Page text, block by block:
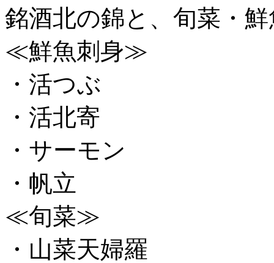
銘酒北の錦と、旬菜・
≪鮮魚刺身≫
・活つぶ
・活北寄
・サーモン
・帆立
≪旬菜≫
・山菜天婦羅